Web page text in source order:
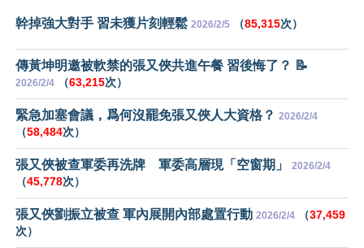
幹掉強大對手 習未獲片刻輕鬆 2026/2/5 （85,315次）
傳黃坤明邀被軟禁的張又俠共進午餐 習後悔了？ 📝
2026/2/4 （63,215次）
緊急加塞會議，爲何沒罷免張又俠人大資格？ 2026/2/4
（58,484次）
張又俠被查軍委再洗牌 軍委高層現「空窗期」 2026/2/4
（45,778次）
張又俠劉振立被查 軍內展開內部處置行動 2026/2/4 （37,459
次）